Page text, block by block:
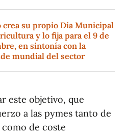
crea su propio Día Municipal
y lo fija para el 9 de
en sintonía con la
mundial del sector
este objetivo, que
a las pymes tanto de
de coste